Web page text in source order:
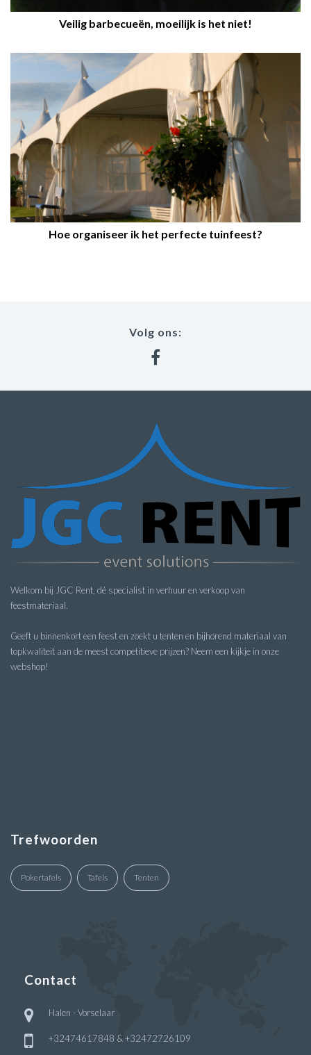
Veilig barbecueën, moeilijk is het niet!
Hoe organiseer ik het perfecte tuinfeest?
Volg ons:
Welkom bij JGC Rent, dé specialist in verhuur en verkoop van
feestmateriaal.
Geeft u binnenkort een feest en zoekt u tenten en bijhorend materiaal van
topkwaliteit aan de meest competitieve prijzen? Neem een kijkje in onze
webshop!
Trefwoorden
Pokertafels Tafels Tenten
Contact
Halen - Vorselaar
+32474617848 & +32472726109